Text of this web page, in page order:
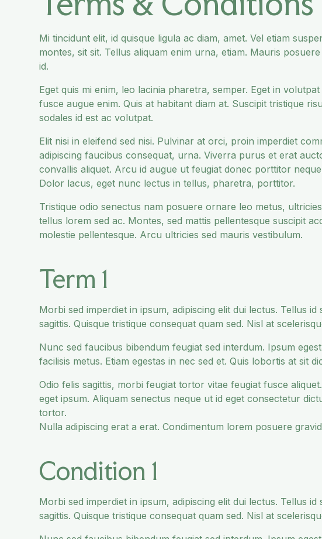
Mi tincidunt elit, id quisque ligula ac diam, amet. Vel etiam
montes, sit sit. Tellus aliquam enim urna, etiam. Mauris
id.
Eget quis mi enim, leo lacinia pharetra, semper. Eget in
fusce augue enim. Quis at habitant diam at. Suscipit tristique
sodales id est ac volutpat.
Elit nisi in eleifend sed nisi. Pulvinar at orci, proin imperdiet
adipiscing faucibus consequat, urna. Viverra purus et erat
convallis aliquet. Arcu id augue ut feugiat donec porttitor
Dolor lacus, eget nunc lectus in tellus, pharetra, porttitor.
Tristique odio senectus nam posuere ornare leo metus,
tellus lorem sed ac. Montes, sed mattis pellentesque suscipit
molestie pellentesque. Arcu ultricies sed mauris vestibulum.
Term 1
Morbi sed imperdiet in ipsum, adipiscing elit dui lectus. Tellus
sagittis. Quisque tristique consequat quam sed. Nisl at
Nunc sed faucibus bibendum feugiat sed interdum. Ipsum
facilisis metus. Etiam egestas in nec sed et. Quis lobortis at sit
Odio felis sagittis, morbi feugiat tortor vitae feugiat fusce
eget ipsum. Aliquam senectus neque ut id eget consectetur
tortor.
Nulla adipiscing erat a erat. Condimentum lorem posuere
Condition 1
Morbi sed imperdiet in ipsum, adipiscing elit dui lectus. Tellus
sagittis. Quisque tristique consequat quam sed. Nisl at